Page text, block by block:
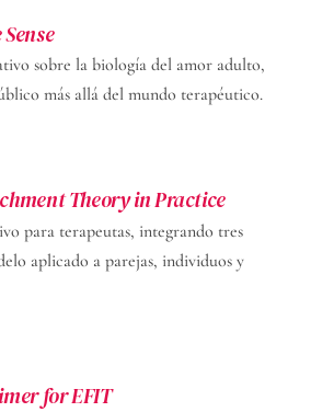
sobre la biología del amor adulto,
más allá del mundo terapéutico.
Theory in Practice
para terapeutas, integrando tres
aplicado a parejas, individuos y
for EFIT